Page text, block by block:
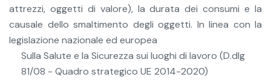
attrezzi, oggetti di valore), la durata dei consumi e la
causale dello smaltimento degli oggetti. In linea con la
legislazione nazionale ed europea
Sulla Salute e la Sicurezza sui luoghi di lavoro (D.dlg
81/08 - Quadro strategico UE 2014-2020)